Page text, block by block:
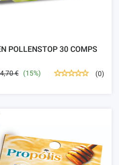
POLLENSTOP 30 COMPS
€ (15%) (0)